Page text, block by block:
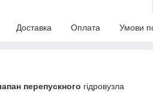
Доставка Оплата Умови
перепускного гідровузла